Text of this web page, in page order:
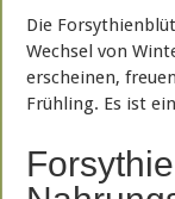
Die
Wechsel von
erscheinen,
Frühling. Es ist